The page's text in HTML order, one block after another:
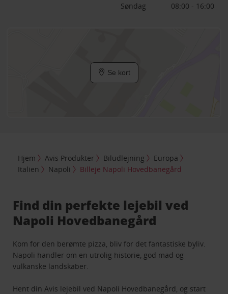
Søndag
08:00 - 16:00
Se kort
Hjem Avis Produkter Biludlejning
Europa
Italien
Napoli Billeje Napoli Hovedbanegård
Find din perfekte lejebil ved
Napoli Hovedbanegård
Kom for den berømte pizza, bliv for det fantastiske byliv.
Napoli handler om en utrolig historie, god mad og
vulkanske landskaber.
Hent din Avis lejebil ved Napoli Hovedbanegård, og start